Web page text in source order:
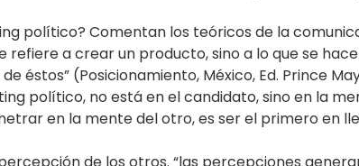
político? Comentan los teóricos de la
refiere a crear un producto, sino a lo que se
éstos” (Posicionamiento, México, Ed. Prince
político, no está en el candidato, sino en la
en la mente del otro, es ser el primero en
de los otros. “las percepciones